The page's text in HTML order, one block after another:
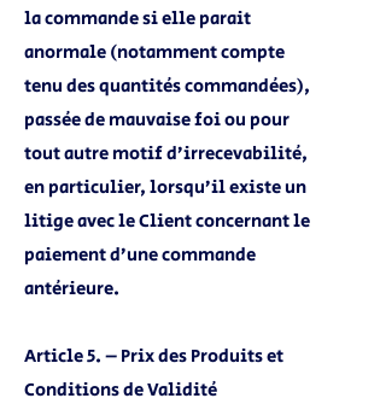
la commande si elle parait
anormale (notamment compte
tenu des quantités commandées),
passée de mauvaise foi ou pour
tout autre motif d’irrecevabilité,
en particulier, lorsqu’il existe un
litige avec le Client concernant le
paiement d’une commande
antérieure.
Article 5. – Prix des Produits et
Conditions de Validité